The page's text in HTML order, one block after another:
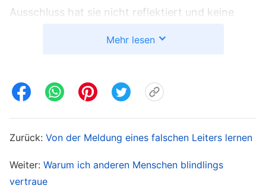
Ausschluss hat sie nicht reflektiert und keine
Rücken. Sie zeigt kein Zeichen von Reue, also
dachte ich: „Seit sie ausgeschlossen wurde, liest
sie von Zeit zu Zeit immer noch Gottes Worte
und unterstützt uns bei der Ausführung unserer
Mehr lesen
Zurück: Von der Meldung eines falschen Leiters lernen
Weiter: Warum ich anderen Menschen blindlings
vertraue